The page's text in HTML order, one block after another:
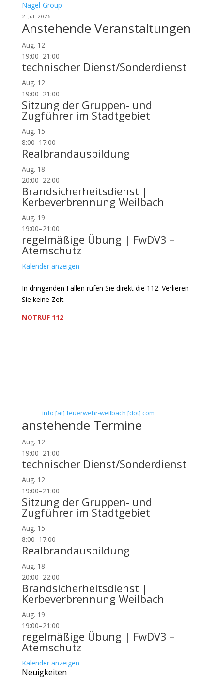
Nagel-Group
2. Juli 2026
Anstehende Veranstaltungen
Aug. 12
19:00–21:00
technischer Dienst/Sonderdienst
Aug. 12
19:00–21:00
Sitzung der Gruppen- und
Zugführer im Stadtgebiet
Aug. 15
8:00–17:00
Realbrandausbildung
Aug. 18
20:00–22:00
Brandsicherheitsdienst |
Kerbeverbrennung Weilbach
Aug. 19
19:00–21:00
regelmäßige Übung | FwDV3 –
Atemschutz
Kalender anzeigen
In dringenden Fällen rufen Sie direkt die 112. Verlieren
Sie keine Zeit.
NOTRUF 112
info [at] feuerwehr-weilbach [dot] com
anstehende Termine
Aug. 12
19:00–21:00
technischer Dienst/Sonderdienst
Aug. 12
19:00–21:00
Sitzung der Gruppen- und
Zugführer im Stadtgebiet
Aug. 15
8:00–17:00
Realbrandausbildung
Aug. 18
20:00–22:00
Brandsicherheitsdienst |
Kerbeverbrennung Weilbach
Aug. 19
19:00–21:00
regelmäßige Übung | FwDV3 –
Atemschutz
Kalender anzeigen
Neuigkeiten